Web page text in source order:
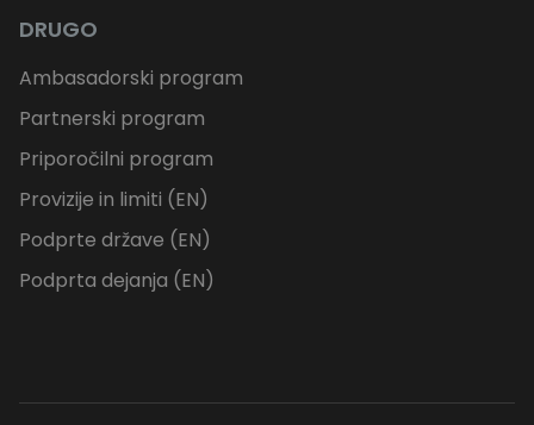
DRUGO
Ambasadorski program
Partnerski program
Priporočilni program
Provizije in limiti (EN)
Podprte države (EN)
Podprta dejanja (EN)